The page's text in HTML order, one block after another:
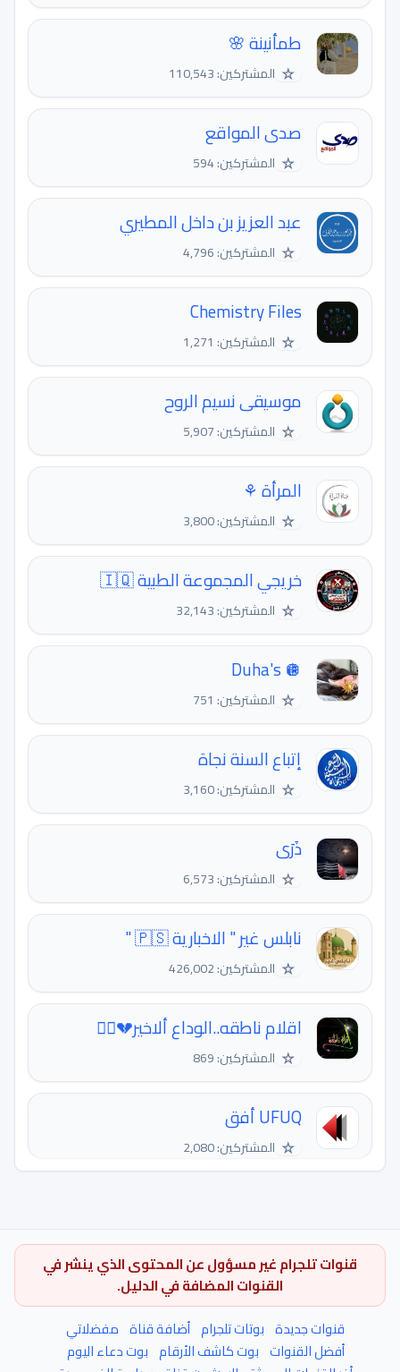
طمأنينة 🌸
☆ المشتركين: 110,543
صدى المواقع
☆ المشتركين: 594
عبد العزيز بن داخل المطيري
☆ المشتركين: 4,796
Chemistry Files
☆ المشتركين: 1,271
موسيقى نسيم الروح
☆ المشتركين: 5,907
المرأة ⚘
☆ المشتركين: 3,800
خريجي المجموعة الطبية 🇮🇶
☆ المشتركين: 32,143
Duha's 🪩
☆ المشتركين: 751
إتباع السنة نجاة
☆ المشتركين: 3,160
ذَرَى
☆ المشتركين: 6,573
نابلس غير " الاخبارية 🇵🇸 "
☆ المشتركين: 426,002
اقلام ناطقه..الوداع ألاخير💔🚶‍♂
☆ المشتركين: 869
UFUQ أفق
☆ المشتركين: 2,080
قنوات تلجرام غير مسؤول عن المحتوى الذي ينشر في
القنوات المضافة في الدليل.
قنوات جديدة بوتات تلجرام أضافة قناة مفضلاتي
أفضل القنوات بوت كاشف الأرقام بوت دعاء اليوم